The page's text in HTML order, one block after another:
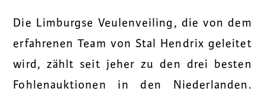
Die Limburgse Veulenveiling, die von dem
erfahrenen Team von Stal Hendrix geleitet
wird, zählt seit jeher zu den drei besten
Fohlenauktionen in den Niederlanden.